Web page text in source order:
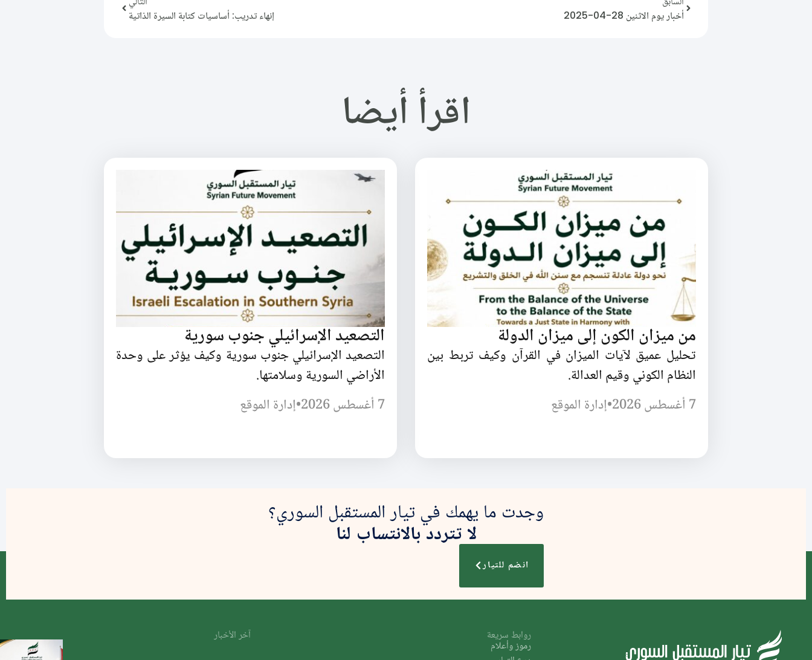
أخبار يوم الاثنين 28-04-2025
إنهاء تدريب: أساسيات كتابة السيرة الذاتية
اقرأ أيضا
من ميزان الكون إلى ميزان الدولة
تحليل عميق لآيات الميزان في القرآن وكيف تربط بين
النظام الكوني وقيم العدالة.
7 أغسطس 2026
•إدارة الموقع
التصعيد الإسرائيلي جنوب سورية
التصعيد الإسرائيلي جنوب سورية وكيف يؤثر على وحدة
الأراضي السورية وسلامتها.
7 أغسطس 2026
•إدارة الموقع
وجدت ما يهمك في تيار المستقبل السوري؟
لا تتردد بالانتساب لنا
انضم للتيار
روابط سريعة
رموز وأعلام
آخر الأخبار